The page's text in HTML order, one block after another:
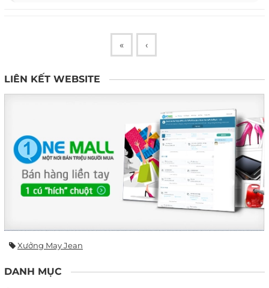
« ‹
LIÊN KẾT WEBSITE
Xưởng May Jean
DANH MỤC